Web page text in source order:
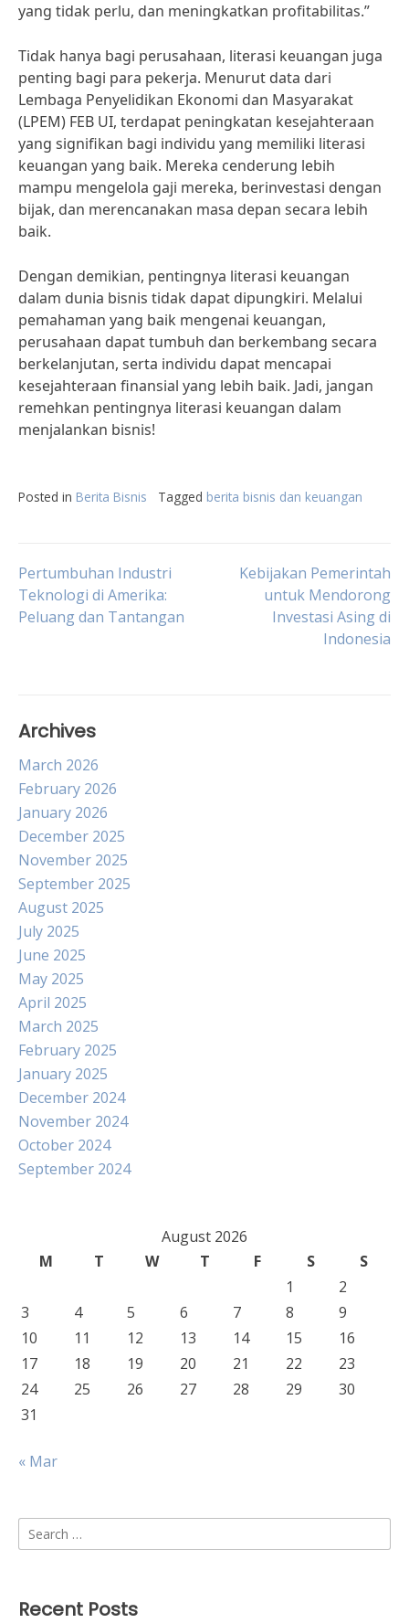
yang tidak perlu, dan meningkatkan profitabilitas.”
Tidak hanya bagi perusahaan, literasi keuangan juga
penting bagi para pekerja. Menurut data dari
Lembaga Penyelidikan Ekonomi dan Masyarakat
(LPEM) FEB UI, terdapat peningkatan kesejahteraan
yang signifikan bagi individu yang memiliki literasi
keuangan yang baik. Mereka cenderung lebih
mampu mengelola gaji mereka, berinvestasi dengan
bijak, dan merencanakan masa depan secara lebih
baik.
Dengan demikian, pentingnya literasi keuangan
dalam dunia bisnis tidak dapat dipungkiri. Melalui
pemahaman yang baik mengenai keuangan,
perusahaan dapat tumbuh dan berkembang secara
berkelanjutan, serta individu dapat mencapai
kesejahteraan finansial yang lebih baik. Jadi, jangan
remehkan pentingnya literasi keuangan dalam
menjalankan bisnis!
Posted in Berita Bisnis Tagged berita bisnis dan keuangan
Post
navigation
Pertumbuhan Industri
Teknologi di Amerika:
Peluang dan Tantangan
Kebijakan Pemerintah
untuk Mendorong
Investasi Asing di
Indonesia
Archives
March 2026
February 2026
January 2026
December 2025
November 2025
September 2025
August 2025
July 2025
June 2025
May 2025
April 2025
March 2025
February 2025
January 2025
December 2024
November 2024
October 2024
September 2024
August 2026
M
T W T F S
S
1
2
3
4 5 6 7 8
9
10
11 12 13 14 15
16
17
18 19 20 21 22
23
24
25 26 27 28 29
30
31
« Mar
Search
for:
Recent Posts